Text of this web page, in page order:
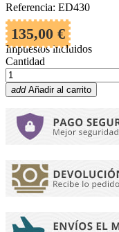
Referencia: ED430
135,00 €
Impuestos incluidos
Cantidad
add Añadir al carrito